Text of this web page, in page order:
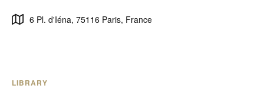
6 Pl. d'Iéna, 75116 Paris, France
LIBRARY